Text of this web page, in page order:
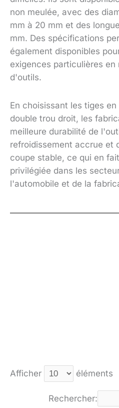
non meulée, avec des
mm à 20 mm et des
mm. Des spécifications
également disponibles
exigences particulières
d'outils.
En choisissant les tiges
double trou droit, les
meilleure durabilité de
refroidissement accrue et
coupe stable, ce qui en
privilégiée dans les
l'automobile et de la
Afficher éléments
Rechercher: